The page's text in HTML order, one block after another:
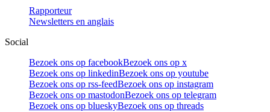
Rapporteur
Newsletters en anglais
Social
Bezoek ons op facebookBezoek ons op x
Bezoek ons op linkedinBezoek ons op youtube
Bezoek ons op rss-feedBezoek ons op instagram
Bezoek ons op mastodonBezoek ons op telegram
Bezoek ons op blueskyBezoek ons op threads